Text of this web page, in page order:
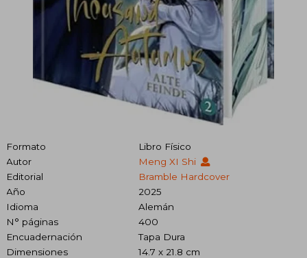
Formato
Libro Físico
Autor
Meng XI Shi
Editorial
Bramble Hardcover
Año
2025
Idioma
Alemán
N° páginas
400
Encuadernación
Tapa Dura
Dimensiones
14.7 x 21.8 cm